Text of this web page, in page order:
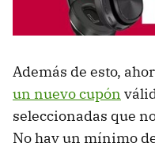
Además de esto,
un nuevo cupón
seleccionadas que
No hay un mínimo